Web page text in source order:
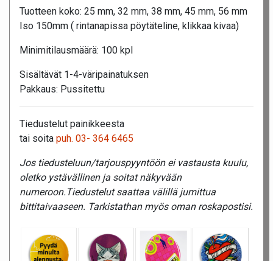
Tuotteen koko: 25 mm, 32 mm, 38 mm, 45 mm, 56 mm
Iso 150mm ( rintanapissa pöytäteline, klikkaa kivaa)
Minimitilausmäärä: 100 kpl
Sisältävät 1-4-väripainatuksen
Pakkaus: Pussitettu
Tiedustelut painikkeesta
tai soita puh. 03- 364 6465
Jos tiedusteluun/tarjouspyyntöön ei vastausta kuulu,
oletko ystävällinen ja soitat näkyvään
numeroon.Tiedustelut saattaa välillä jumittua
bittitaivaaseen. Tarkistathan myös oman roskapostisi.